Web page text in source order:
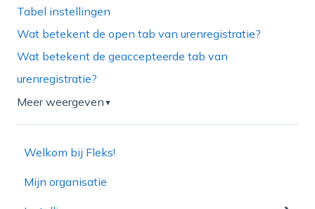
Tabel instellingen
Wat betekent de open tab van urenregistratie?
Wat betekent de geaccepteerde tab van
urenregistratie?
Meer weergeven ▼
Welkom bij Fleks!
Mijn organisatie